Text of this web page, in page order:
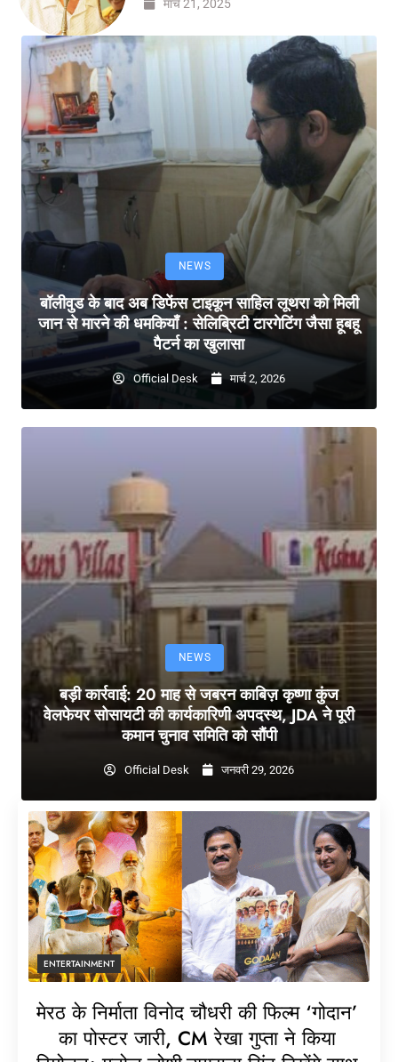
मार्च 21, 2025
NEWS
बॉलीवुड के बाद अब डिफेंस टाइकून साहिल लूथरा को मिली
जान से मारने की धमकियाँ : सेलिब्रिटी टारगेटिंग जैसा हूबहू
पैटर्न का खुलासा
Official Desk मार्च 2, 2026
NEWS
बड़ी कार्रवाई: 20 माह से जबरन काबिज़ कृष्णा कुंज
वेलफेयर सोसायटी की कार्यकारिणी अपदस्थ, JDA ने पूरी
कमान चुनाव समिति को सौंपी
Official Desk जनवरी 29, 2026
ENTERTAINMENT
मेरठ के निर्माता विनोद चौधरी की फिल्म ‘गोदान’
का पोस्टर जारी, CM रेखा गुप्ता ने किया